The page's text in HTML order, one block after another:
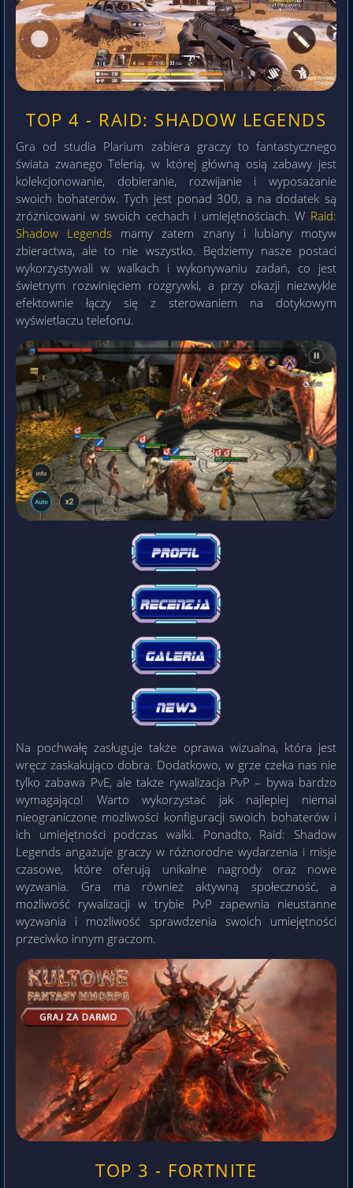
TOP 4 - RAID: SHADOW LEGENDS
Gra od studia Plarium zabiera graczy to fantastycznego
świata zwanego Telerią, w której główną osią zabawy jest
kolekcjonowanie, dobieranie, rozwijanie i wyposażanie
swoich bohaterów. Tych jest ponad 300, a na dodatek są
zróżnicowani w swoich cechach i umiejętnościach. W Raid:
Shadow Legends mamy zatem znany i lubiany motyw
zbieractwa, ale to nie wszystko. Będziemy nasze postaci
wykorzystywali w walkach i wykonywaniu zadań, co jest
świetnym rozwinięciem rozgrywki, a przy okazji niezwykle
efektownie łączy się z sterowaniem na dotykowym
wyświetlaczu telefonu.
Na pochwałę zasługuje także oprawa wizualna, która jest
wręcz zaskakująco dobra. Dodatkowo, w grze czeka nas nie
tylko zabawa PvE, ale także rywalizacja PvP – bywa bardzo
wymagająco! Warto wykorzystać jak najlepiej niemal
nieograniczone możliwości konfiguracji swoich bohaterów i
ich umiejętności podczas walki. Ponadto, Raid: Shadow
Legends angażuje graczy w różnorodne wydarzenia i misje
czasowe, które oferują unikalne nagrody oraz nowe
wyzwania. Gra ma również aktywną społeczność, a
możliwość rywalizacji w trybie PvP zapewnia nieustanne
wyzwania i możliwość sprawdzenia swoich umiejętności
przeciwko innym graczom.
TOP 3 - FORTNITE